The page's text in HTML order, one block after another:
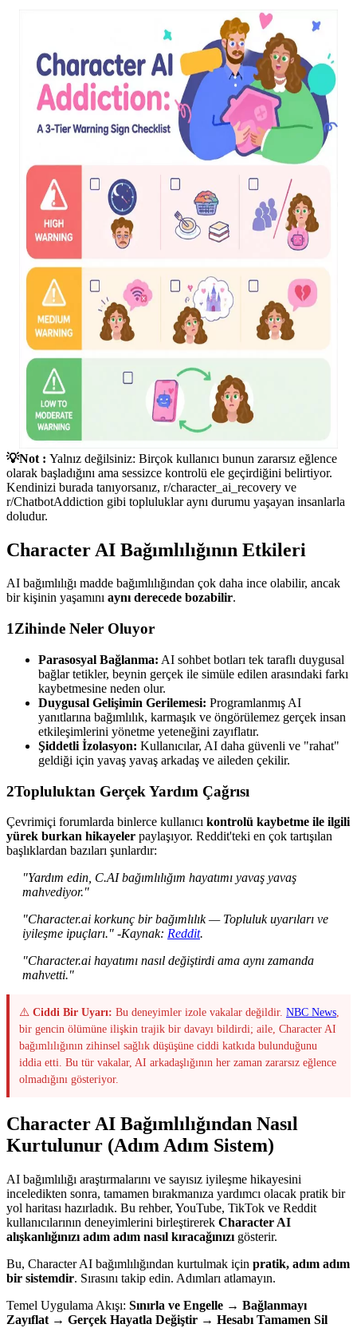
💡Not : Yalnız değilsiniz: Birçok kullanıcı bunun zararsız eğlence
olarak başladığını ama sessizce kontrolü ele geçirdiğini belirtiyor.
Kendinizi burada tanıyorsanız, r/character_ai_recovery ve
r/ChatbotAddiction gibi topluluklar aynı durumu yaşayan insanlarla
doludur.
Character AI Bağımlılığının Etkileri
AI bağımlılığı madde bağımlılığından çok daha ince olabilir, ancak
bir kişinin yaşamını aynı derecede bozabilir.
1Zihinde Neler Oluyor
Parasosyal Bağlanma: AI sohbet botları tek taraflı duygusal
bağlar tetikler, beynin gerçek ile simüle edilen arasındaki farkı
kaybetmesine neden olur.
Duygusal Gelişimin Gerilemesi: Programlanmış AI
yanıtlarına bağımlılık, karmaşık ve öngörülemez gerçek insan
etkileşimlerini yönetme yeteneğini zayıflatır.
Şiddetli İzolasyon: Kullanıcılar, AI daha güvenli ve "rahat"
geldiği için yavaş yavaş arkadaş ve aileden çekilir.
2Topluluktan Gerçek Yardım Çağrısı
Çevrimiçi forumlarda binlerce kullanıcı kontrolü kaybetme ile ilgili
yürek burkan hikayeler paylaşıyor. Reddit'teki en çok tartışılan
başlıklardan bazıları şunlardır:
"Yardım edin, C.AI bağımlılığım hayatımı yavaş yavaş
mahvediyor."
"Character.ai korkunç bir bağımlılık — Topluluk uyarıları ve
iyileşme ipuçları." -Kaynak: Reddit.
"Character.ai hayatımı nasıl değiştirdi ama aynı zamanda
mahvetti."
⚠️ Ciddi Bir Uyarı: Bu deneyimler izole vakalar değildir. NBC News,
bir gencin ölümüne ilişkin trajik bir davayı bildirdi; aile, Character AI
bağımlılığının zihinsel sağlık düşüşüne ciddi katkıda bulunduğunu
iddia etti. Bu tür vakalar, AI arkadaşlığının her zaman zararsız eğlence
olmadığını gösteriyor.
Character AI Bağımlılığından Nasıl
Kurtulunur (Adım Adım Sistem)
AI bağımlılığı araştırmalarını ve sayısız iyileşme hikayesini
inceledikten sonra, tamamen bırakmanıza yardımcı olacak pratik bir
yol haritası hazırladık. Bu rehber, YouTube, TikTok ve Reddit
kullanıcılarının deneyimlerini birleştirerek Character AI
alışkanlığınızı adım adım nasıl kıracağınızı gösterir.
Bu, Character AI bağımlılığından kurtulmak için pratik, adım adım
bir sistemdir. Sırasını takip edin. Adımları atlamayın.
Temel Uygulama Akışı: Sınırla ve Engelle → Bağlanmayı
Zayıflat → Gerçek Hayatla Değiştir → Hesabı Tamamen Sil